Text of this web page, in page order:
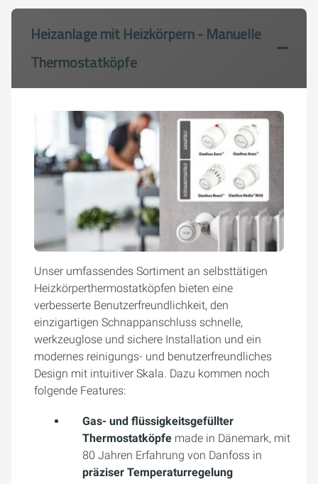
Heizanlage mit Heizkörpern - Manuelle
Thermostatköpfe
Unser umfassendes Sortiment an selbsttätigen
Heizkörperthermostatköpfen bieten eine
verbesserte Benutzerfreundlichkeit, den
einzigartigen Schnappanschluss schnelle,
werkzeuglose und sichere Installation und ein
modernes reinigungs- und benutzerfreundliches
Design mit intuitiver Skala. Dazu kommen noch
folgende Features:
Gas- und flüssigkeitsgefüllter
Thermostatköpfe made in Dänemark, mit
80 Jahren Erfahrung von Danfoss in
präziser Temperaturregelung